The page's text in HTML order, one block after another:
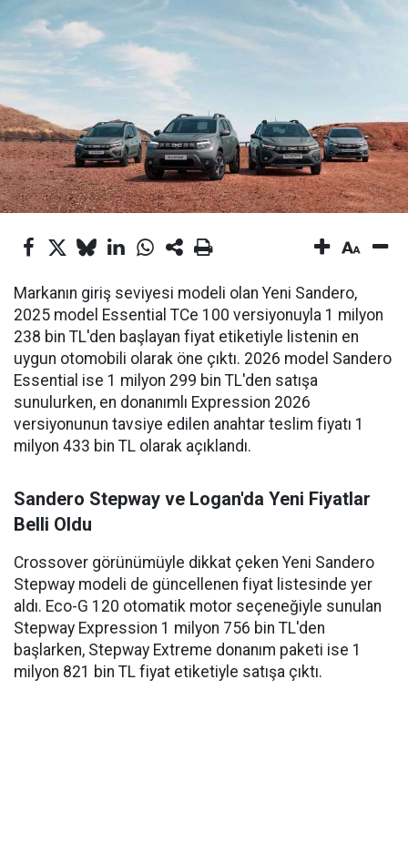
Markanın giriş seviyesi modeli olan Yeni Sandero,
2025 model Essential TCe 100 versiyonuyla 1 milyon
238 bin TL'den başlayan fiyat etiketiyle listenin en
uygun otomobili olarak öne çıktı. 2026 model Sandero
Essential ise 1 milyon 299 bin TL'den satışa
sunulurken, en donanımlı Expression 2026
versiyonunun tavsiye edilen anahtar teslim fiyatı 1
milyon 433 bin TL olarak açıklandı.
Sandero Stepway ve Logan'da Yeni Fiyatlar
Belli Oldu
Crossover görünümüyle dikkat çeken Yeni Sandero
Stepway modeli de güncellenen fiyat listesinde yer
aldı. Eco-G 120 otomatik motor seçeneğiyle sunulan
Stepway Expression 1 milyon 756 bin TL'den
başlarken, Stepway Extreme donanım paketi ise 1
milyon 821 bin TL fiyat etiketiyle satışa çıktı.